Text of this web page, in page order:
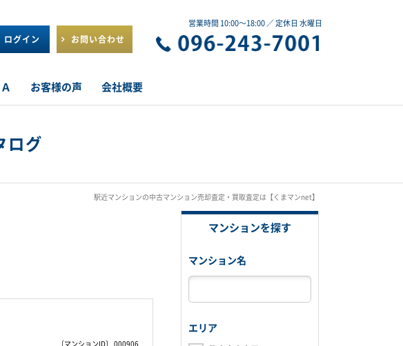
ログイン お問い合わせ
営業時間 10:00～18:00 ／ 定休日 水曜日
お客様の声 会社概要
ログ
駅近マンションの中古マンション売却査定・買取査定は【くまマンnet】
〔マンションID〕 000906
マンションを探す
マンション名
エリア